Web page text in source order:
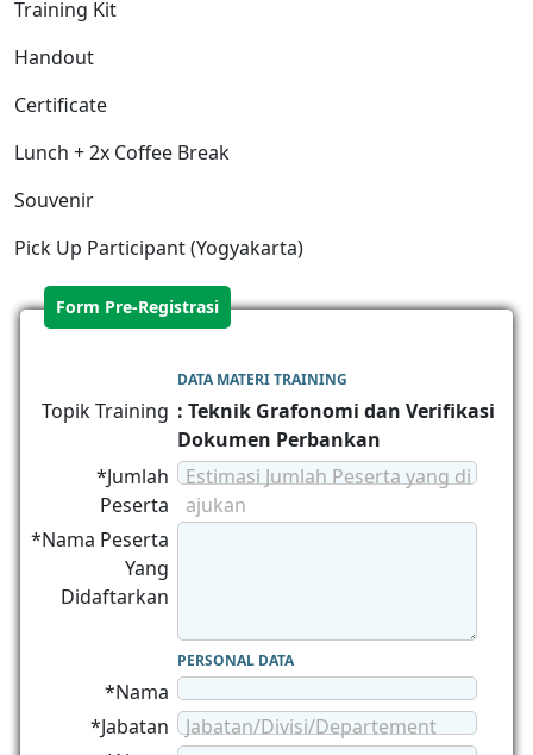
Training Kit
Handout
Certificate
Lunch + 2x Coffee Break
Souvenir
Pick Up Participant (Yogyakarta)
Form Pre-Registrasi
DATA MATERI TRAINING
Topik Training : Teknik Grafonomi dan Verifikasi
Dokumen Perbankan
*Jumlah
Peserta
Estimasi Jumlah Peserta yang di
ajukan
*Nama Peserta
Yang
Didaftarkan
PERSONAL DATA
*Nama
*Jabatan
Jabatan/Divisi/Departement